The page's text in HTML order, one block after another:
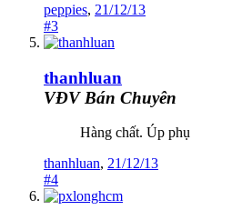
peppies, 21/12/13
#3
thanhluan
VĐV Bán Chuyên
Hàng chất. Úp phụ
thanhluan, 21/12/13
#4